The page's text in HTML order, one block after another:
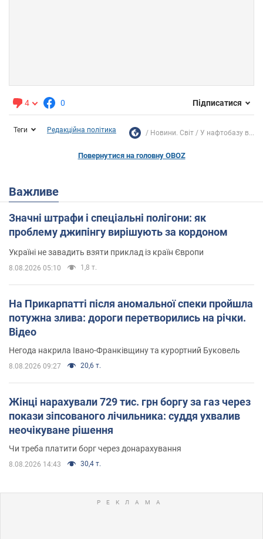
4 0 Підписатися
Теги Редакційна політика Новини. Світ У нафтобазу в...
Повернутися на головну OBOZ
Важливе
Значні штрафи і спеціальні полігони: як
проблему джипінгу вирішують за кордоном
Україні не завадить взяти приклад із країн Європи
8.08.2026 05:10 1,8 т.
На Прикарпатті після аномальної спеки пройшла
потужна злива: дороги перетворились на річки.
Відео
Негода накрила Івано-Франківщину та курортний Буковель
8.08.2026 09:27 20,6 т.
Жінці нарахували 729 тис. грн боргу за газ через
покази зіпсованого лічильника: суддя ухвалив
неочікуване рішення
Чи треба платити борг через донарахування
8.08.2026 14:43 30,4 т.